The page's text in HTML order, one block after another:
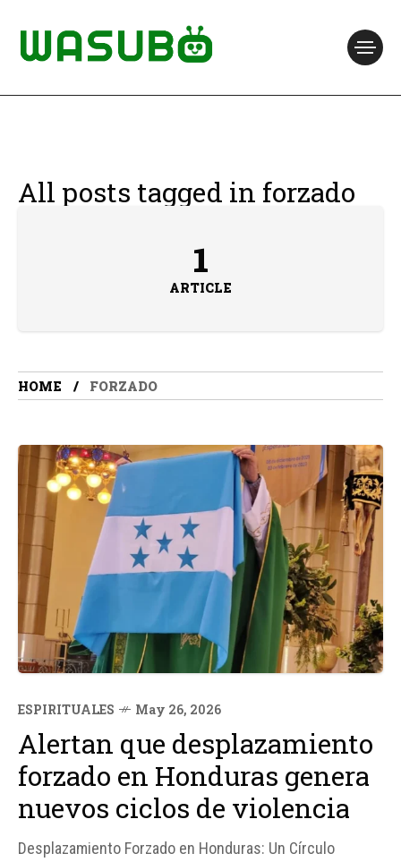
All posts tagged in forzado
1
ARTICLE
HOME FORZADO
ESPIRITUALES May 26, 2026
Alertan que desplazamiento
forzado en Honduras genera
nuevos ciclos de violencia
Desplazamiento Forzado en Honduras: Un Círculo